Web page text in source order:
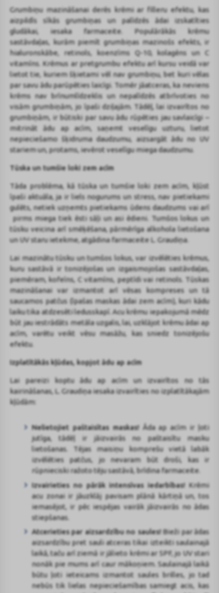
Grumbiņu mazināšanai derēs krēmi ar filleru efektu, kas
aizpildīs sīkās grumbiņas un palīdzēs ādai izskatīties
gludākai, iesaka farmaceite. Populārākās krēmu
sastāvdaļas, kurām piemīt grumbiņas mazinošs efekts, ir
hialuronskābe, retinols, koenzīms Q-10, kolagēns un C
vitamīns. Krēmus ar pretgrumbu efektu arī kursu veidā var
lietot tie, kuriem šķietami vēl nav grumbiņu, bet kuri vēlas
par savu ādu parūpēties laicīgi. Tomēr jāatceras, ka neviens
krēms nav brīnumlīdzeklis un nepalīdzēs atbrīvoties no
visām grumbiņām, jo īpaši dziļajām. Tādēļ, lai izvairītos no
grumbiņām, ir būtiski par savu ādu rūpēties jau savlaicīgi –
mitrināt ādu ap acīm, saņemt veselīgu uzturu, lietot
nepieciešamo šķidruma daudzumu, aizsargāt ādu no UV
stariem un, protams, ievērot veselīgu miega daudzumu.
Tūska un tumšie loki zem acīm
Tāda problēma, kā tūska un tumšie loki zem acīm, kļūst
īpaši aktuāla, ja ir liels nogurums un stress, nav pietiekami
gulēts, netiek uzņemts pietiekams ūdens daudzums vai arī
pirms miega tiek ēsti sāļi un asi ēdieni. Tumšos lokus un
tūsku veicina arī smēķēšana, pārmērīga alkohola lietošana
un UV staru ietekme, atgādina farmaceite L. Graudiņa.
Lai mazinātu tūsku un tumšos lokus, var izvēlēties krēmus,
kuru sastāvā ir tonizējošas un izgaismojošas sastāvdaļas,
piemēram, kofeīns, C vitamīns, peptīdi vai retinols. Tūskas
mazināšanai var izmantot arī vēsas kompreses un tā
saucamos patčus (īpašas maskas ādai zem acīm), kuri kādu
laiku tika atdzesēti ledusskapī. Acu krēmu iepakojumā mēdz
būt jau iestrādāts metāla uzgalis, lai, uzklājot krēmu ādai ap
acīm, varētu veikt vēsu masāžu, kas sniedz tonizējošu
efektu.
Izplatītākās kļūdas, kopjot ādu ap acīm
Lai pareizi koptu ādu ap acīm un izvairītos no tās
kairināšanas, L. Graudiņa iesaka izvairīties no izplatītākajām
kļūdām:
Nelietojiet paštaisītas maskas!Āda ap acīm ir ļoti
jutīga, tādēļ ir jāizvairās no paštaisītu masku
lietošanas. Tējas maisiņu komprešu vietā labāk
izvēlēties patčus, jo nevaram būt droši, kas ir
rūpnieciski ražoto tēju sastāvā, brīdina farmaceite.
Izvairieties no pārāk intensīvas iedarbības! Krēmi
acu zonai ir jāuzklāj pavisam plānā kārtiņā un, tos
iemasējot, ir pēc iespējas vairāk jāizvairās no ādas
stiepšanas.
Atcerieties par aizsardzību no saules!Bieži par ādas
aizsardzību pret sauli atceras tikai izteikti saulainajā
laikā, taču arī ziemā ir jālieto krēmi ar SPF, jo UV stari
nonāk pie mums arī caur mākoņiem. Saulainajā laikā
būtu ļoti ieteicams izmantot saules brilles, jo tad
nebūs tik lielas nepieciešamības samiegt acis, kas